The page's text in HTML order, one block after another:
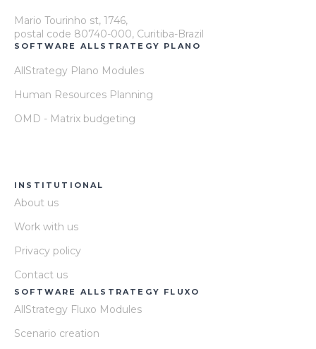
Mario Tourinho st, 1746,
postal code 80740-000, Curitiba-Brazil
SOFTWARE ALLSTRATEGY PLANO
AllStrategy Plano Modules
Human Resources Planning
OMD - Matrix budgeting
INSTITUTIONAL
About us
Work with us
Privacy policy
Contact us
SOFTWARE ALLSTRATEGY FLUXO
AllStrategy Fluxo Modules
Scenario creation